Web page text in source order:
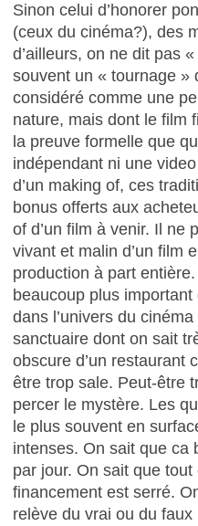
Sinon celui d’honorer
(ceux du cinéma?), des
d’ailleurs, on ne dit pas
souvent un « tournage »
considéré comme une
nature, mais dont le film
la preuve formelle que
indépendant ni une
d’un making of, ces
bonus offerts aux
of d’un film à venir. Il ne
vivant et malin d’un film
production à part
beaucoup plus important
dans l’univers du
sanctuaire dont on sait
obscure d’un restaurant
être trop sale. Peut-être
percer le mystère. Les
le plus souvent en
intenses. On sait que ca
par jour. On sait que
financement est serré.
relève du vrai ou du